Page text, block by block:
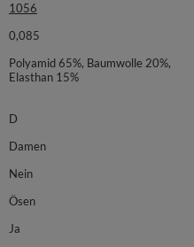
1056
0,085
Polyamid 65%, Baumwolle 20%,
Elasthan 15%
D
Damen
Nein
Ösen
Ja